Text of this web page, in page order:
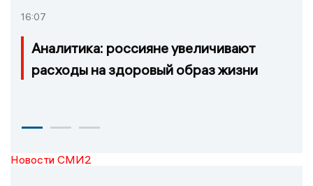
16:07
Аналитика: россияне увеличивают
расходы на здоровый образ жизни
Новости СМИ2